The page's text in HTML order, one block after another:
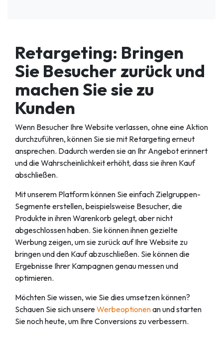
Retargeting: Bringen
Sie Besucher zurück und
machen Sie sie zu
Kunden
Wenn Besucher Ihre Website verlassen, ohne eine Aktion
durchzuführen, können Sie sie mit Retargeting erneut
ansprechen. Dadurch werden sie an Ihr Angebot erinnert
und die Wahrscheinlichkeit erhöht, dass sie ihren Kauf
abschließen.
Mit unserem Platform können Sie einfach Zielgruppen-
Segmente erstellen, beispielsweise Besucher, die
Produkte in ihren Warenkorb gelegt, aber nicht
abgeschlossen haben. Sie können ihnen gezielte
Werbung zeigen, um sie zurück auf Ihre Website zu
bringen und den Kauf abzuschließen. Sie können die
Ergebnisse Ihrer Kampagnen genau messen und
optimieren.
Möchten Sie wissen, wie Sie dies umsetzen können?
Schauen Sie sich unsereWerbeoptionenan und starten
Sie noch heute, um Ihre Conversions zu verbessern.